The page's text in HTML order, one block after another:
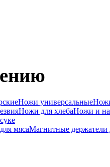
Ножи универсальные
Ножи для хлебаНожи и
мясаМагнитные держатели